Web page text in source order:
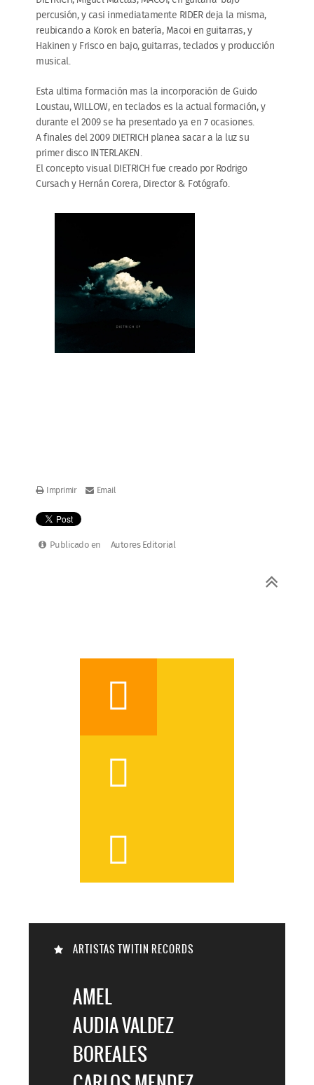
percusión, y casi inmediatamente RIDER deja la misma,
reubicando a Korok en batería, Macoi en guitarras, y
Hakinen y Frisco en bajo, guitarras, teclados y producción
musical.
Esta ultima formación mas la incorporación de Guido
Loustau, WILLOW, en teclados es la actual formación, y
durante el 2009 se ha presentado ya en 7 ocasiones.
A finales del 2009 DIETRICH planea sacar a la luz su
primer disco INTERLAKEN.
El concepto visual DIETRICH fue creado por Rodrigo
Cursach y Hernán Corera, Director & Fotógrafo.
Imprimir Email
Publicado en Autores Editorial





ARTISTAS TWITIN RECORDS
AMEL
AUDIA VALDEZ
BOREALES